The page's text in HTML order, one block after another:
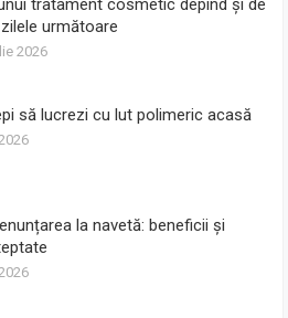
următoare
2026
să lucrezi cu lut polimeric acasă
la navetă: beneficii și